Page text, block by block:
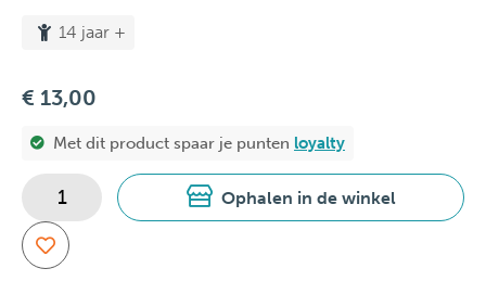
14 jaar +
€ 13,00
Met dit product spaar je punten loyalty
Ophalen in de winkel